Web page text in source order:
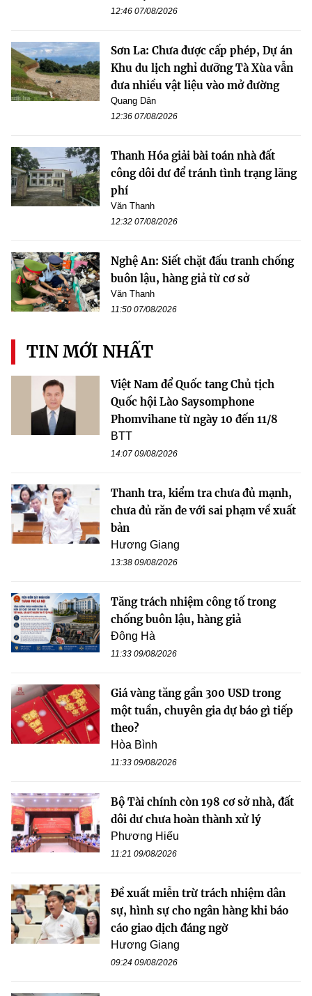
12:46 07/08/2026
Sơn La: Chưa được cấp phép, Dự án
Khu du lịch nghỉ dưỡng Tà Xùa vẫn
đưa nhiều vật liệu vào mở đường
Quang Dân
12:36 07/08/2026
Thanh Hóa giải bài toán nhà đất
công dôi dư để tránh tình trạng lãng
phí
Văn Thanh
12:32 07/08/2026
Nghệ An: Siết chặt đấu tranh chống
buôn lậu, hàng giả từ cơ sở
Văn Thanh
11:50 07/08/2026
TIN MỚI NHẤT
Việt Nam để Quốc tang Chủ tịch
Quốc hội Lào Saysomphone
Phomvihane từ ngày 10 đến 11/8
BTT
14:07 09/08/2026
Thanh tra, kiểm tra chưa đủ mạnh,
chưa đủ răn đe với sai phạm về xuất
bản
Hương Giang
13:38 09/08/2026
Tăng trách nhiệm công tố trong
chống buôn lậu, hàng giả
Đông Hà
11:33 09/08/2026
Giá vàng tăng gần 300 USD trong
một tuần, chuyên gia dự báo gì tiếp
theo?
Hòa Bình
11:33 09/08/2026
Bộ Tài chính còn 198 cơ sở nhà, đất
dôi dư chưa hoàn thành xử lý
Phương Hiếu
11:21 09/08/2026
Đề xuất miễn trừ trách nhiệm dân
sự, hình sự cho ngân hàng khi báo
cáo giao dịch đáng ngờ
Hương Giang
09:24 09/08/2026